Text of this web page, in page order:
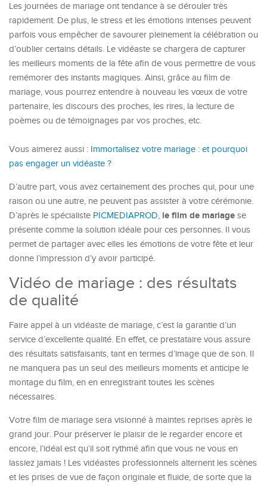
Les journées de mariage ont tendance à se dérouler très
rapidement. De plus, le stress et les émotions intenses peuvent
parfois vous empêcher de savourer pleinement la célébration ou
d’oublier certains détails. Le vidéaste se chargera de capturer
les meilleurs moments de la fête afin de vous permettre de vous
remémorer des instants magiques. Ainsi, grâce au film de
mariage, vous pourrez entendre à nouveau les vœux de votre
partenaire, les discours des proches, les rires, la lecture de
poèmes ou de témoignages par vos proches, etc.
Vous aimerez aussi : Immortalisez votre mariage : et pourquoi
pas engager un vidéaste ?
D’autre part, vous avez certainement des proches qui, pour une
raison ou une autre, ne peuvent pas assister à votre cérémonie.
D’après le spécialiste PICMEDIAPROD, le film de mariage se
présente comme la solution idéale pour ces personnes. Il vous
permet de partager avec elles les émotions de votre fête et leur
donne l’impression d’y avoir participé.
Vidéo de mariage : des résultats
de qualité
Faire appel à un vidéaste de mariage, c’est la garantie d’un
service d’excellente qualité. En effet, ce prestataire vous assure
des résultats satisfaisants, tant en termes d’image que de son. Il
ne manquera pas un seul des meilleurs moments et anticipe le
montage du film, en en enregistrant toutes les scènes
nécessaires.
Votre film de mariage sera visionné à maintes reprises après le
grand jour. Pour préserver le plaisir de le regarder encore et
encore, l’idéal est qu’il soit rythmé afin que vous ne vous en
lassiez jamais ! Les vidéastes professionnels alternent les scènes
et les prises de vue de façon originale et fluide, de sorte que la